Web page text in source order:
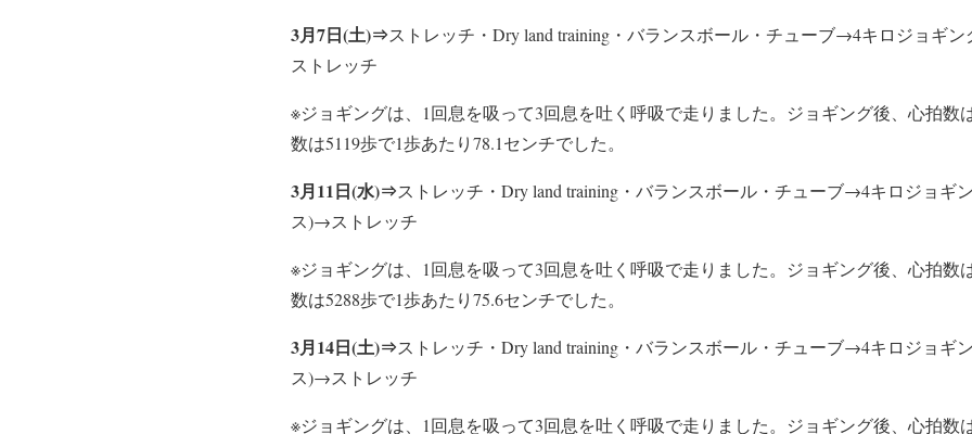
3月7日(土)⇒ストレッチ・Dry land training・バランスボール・チューブ→4キロジョギン
ストレッチ
※ジョギングは、1回息を吸って3回息を吐く呼吸で走りました。ジョギング後、心拍数
数は5119歩で1歩あたり78.1センチでした。
3月11日(水)⇒ストレッチ・Dry land training・バランスボール・チューブ→4キロジョギ
ス)→ストレッチ
※ジョギングは、1回息を吸って3回息を吐く呼吸で走りました。ジョギング後、心拍数
数は5288歩で1歩あたり75.6センチでした。
3月14日(土)⇒ストレッチ・Dry land training・バランスボール・チューブ→4キロジョギ
ス)→ストレッチ
※ジョギングは、1回息を吸って3回息を吐く呼吸で走りました。ジョギング後、心拍数